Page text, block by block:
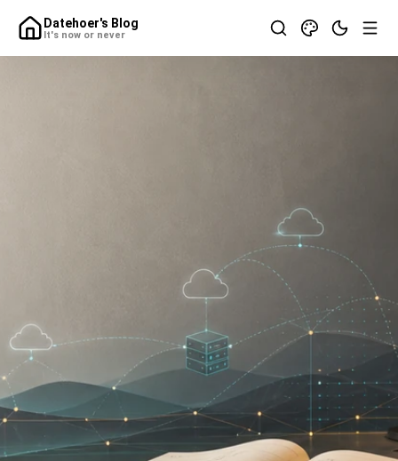
Datehoer's Blog
It's now or never